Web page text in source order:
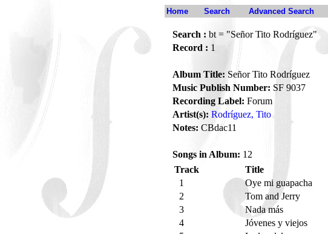
Home Search Advanced Search
Search : bt = "Señor Tito Rodríguez"
Record : 1
Album Title: Señor Tito Rodríguez
Music Publish Number: SF 9037
Recording Label: Forum
Artist(s): Rodríguez, Tito
Notes: CBdac11
Songs in Album: 12
Track
Title
1
Oye mi guapacha
2
Tom and Jerry
3
Nada más
4
Jóvenes y viejos